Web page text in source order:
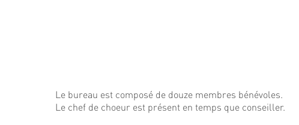
Le bureau est composé de douze membres bénévoles.
Le chef de choeur est présent en temps que conseiller.